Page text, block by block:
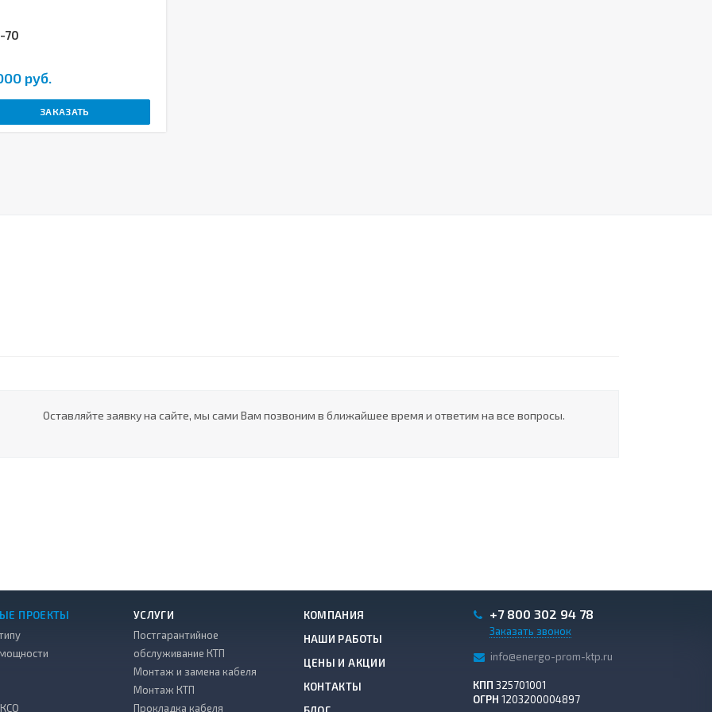
руб.
ЗАКАЗАТЬ
Оставляйте заявку на сайте, мы сами Вам позвоним в ближайшее время и ответим на все вопросы.
ПРОЕКТЫ
УСЛУГИ
Постгарантийное
обслуживание КТП
Монтаж и замена кабеля
Монтаж КТП
Прокладка кабеля
КОМПАНИЯ
НАШИ РАБОТЫ
ЦЕНЫ И АКЦИИ
КОНТАКТЫ
+7 800 302 94 78
Заказать звонок
info@energo-prom-ktp.ru
КПП 325701001
ОГРН 1203200004897